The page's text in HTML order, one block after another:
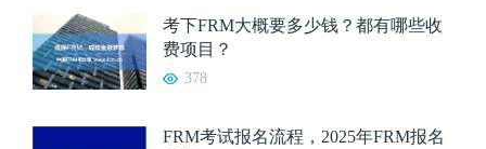
考下FRM大概要多少钱？都有哪些收
费项目？
378
FRM考试报名流程，2025年FRM报名